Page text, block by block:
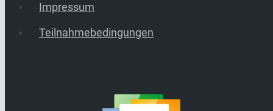
Impressum
Teilnahmebedingungen